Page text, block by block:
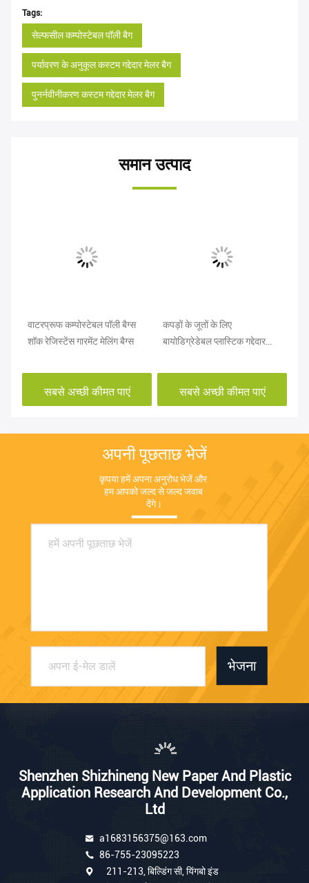
Tags:
सेल्फसील कम्पोस्टेबल पॉली बैग
पर्यावरण के अनुकूल कस्टम गद्देदार मेलर बैग
पुनर्नवीनीकरण कस्टम गद्देदार मेलर बैग
समान उत्पाद
वाटरप्रूफ कम्पोस्टेबल पॉली बैग्स
शॉक रेजिस्टेंस गारमेंट मेलिंग बैग्स
सबसे अच्छी कीमत पाएं
कपड़ों के जूतों के लिए
बायोडिग्रेडेबल प्लास्टिक गद्देदार
सबसे अच्छी कीमत पाएं
अपनी पूछताछ भेजें
कृपया हमें अपना अनुरोध भेजें और
हम आपको जल्द से जल्द जवाब
देंगे।
भेजना
Shenzhen Shizhineng New Paper And Plastic
Application Research And Development Co.,
Ltd
a1683156375@163.com
86-755-23095223
211-213, बिल्डिंग सी, यिंगबो इंड